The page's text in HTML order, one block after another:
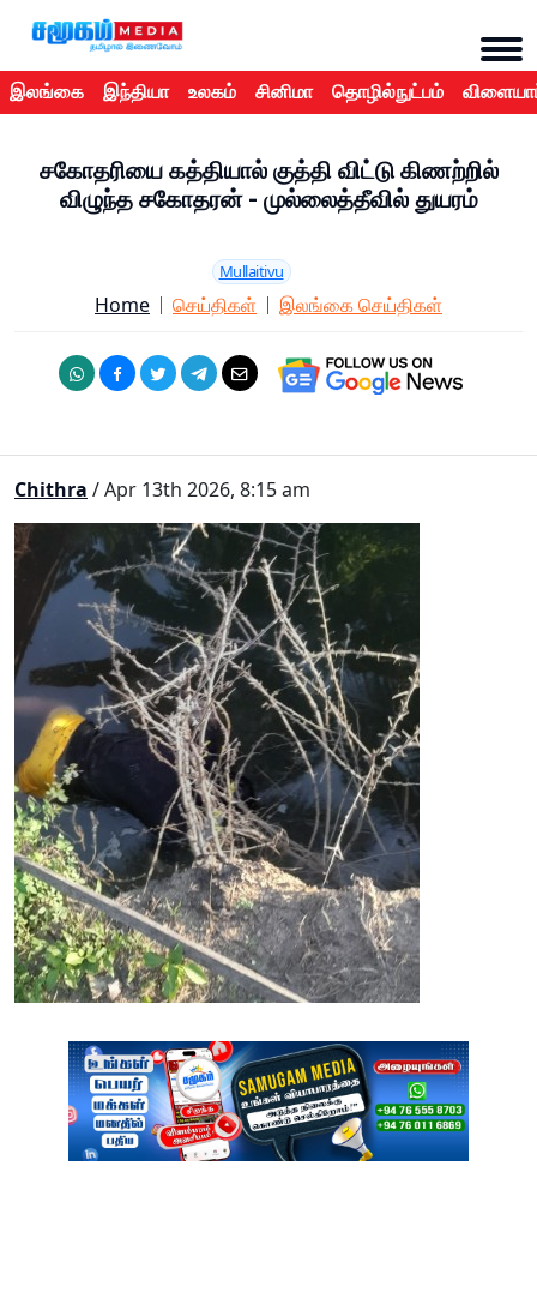
இலங்கை இந்தியா உலகம் சினிமா தொழில்நுட்பம்
சகோதரியை கத்தியால் குத்தி விட்டு கிணற்றில்
விழுந்த சகோதரன் - முல்லைத்தீவில் துயரம்
Mullaitivu
Home செய்திகள் இலங்கை செய்திகள்
Chithra / Apr 13th 2026, 8:15 am